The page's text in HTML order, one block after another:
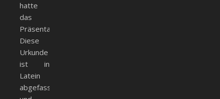
hatte
das
Präsentationsrecht.
Diese
Urkunde
ist in
Latein
abgefasst